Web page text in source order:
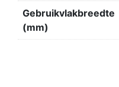
Gebruikvlakbreedte
(mm)